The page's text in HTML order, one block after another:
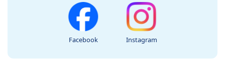
Facebook Instagram